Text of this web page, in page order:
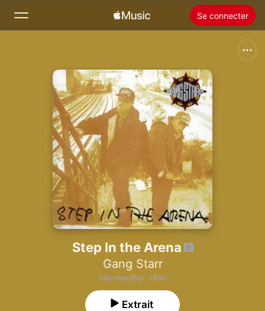
Se connecter
Accueil
Nouveautés
Radio
Installer Apple Music
Step In the Arena
Gang Starr
Hip-hop/Rap · 1991
Extrait